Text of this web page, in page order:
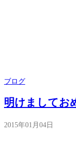
ブログ
明けましてお
2015年01月04日